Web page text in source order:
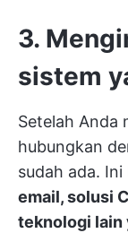
3.
sistem
Setelah Anda
hubungkan
sudah ada.
email, solusi
teknologi lain